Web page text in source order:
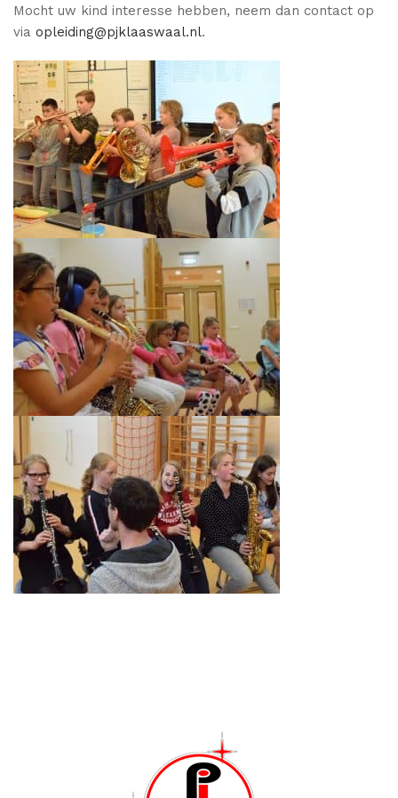
Mocht uw kind interesse hebben, neem dan contact op
via opleiding@pjklaaswaal.nl.